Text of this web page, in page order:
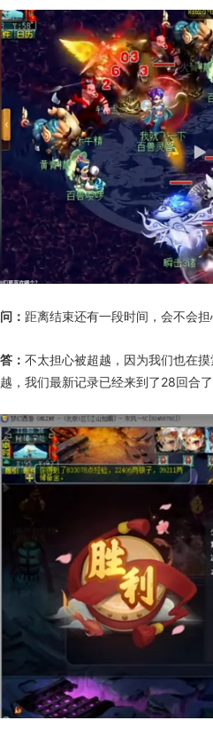
问： 距离结束还有一段时间，会不会担
答： 不太担心被超越，因为我们也在
越，我们最新记录已经来到了28回合了